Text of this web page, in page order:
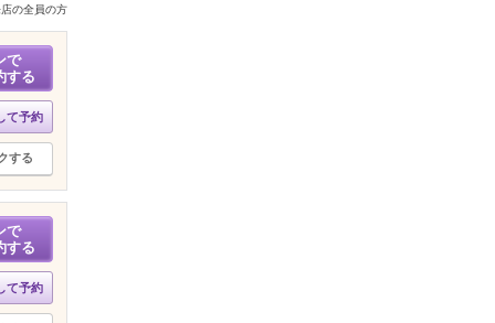
の全員の方
で
する
て予約
する
で
する
て予約